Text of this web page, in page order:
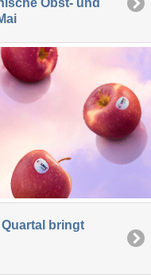
Obst- und
bringt